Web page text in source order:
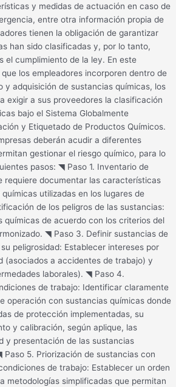
y medidas de actuación en caso de
entre otra información propia de
tienen la obligación de garantizar
han sido clasificadas y, por lo tanto,
el cumplimiento de la ley. En este
los empleadores incorporen dentro de
y adquisición de sustancias químicas, los
exigir a sus proveedores la clasificación
bajo el Sistema Globalmente
y Etiquetado de Productos Químicos.
deberán acudir a diferentes
gestionar el riesgo químico, para lo
pasos: ◥ Paso 1. Inventario de
requiere documentar las características
utilizadas en los lugares de
de los peligros de las sustancias:
químicas de acuerdo con los criterios del
◥ Paso 3. Definir sustancias de
peligrosidad: Establecer intereses por
(asociados a accidentes de trabajo) y
laborales). ◥ Paso 4.
de trabajo: Identificar claramente
operación con sustancias químicas donde
de protección implementadas, su
y calibración, según aplique, las
y presentación de las sustancias
5. Priorización de sustancias con
de trabajo: Establecer un orden
metodologías simplificadas que permitan